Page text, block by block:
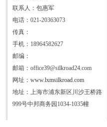
联系人：包惠军
电话：021-20363073
传真：
手机：18964582627
邮编：
邮箱：office39@silkroad24.com
网址： www.lxmsilkroad.com
地址：上海市浦东新区川沙王桥路
999号中邦商务园1034-1035幢